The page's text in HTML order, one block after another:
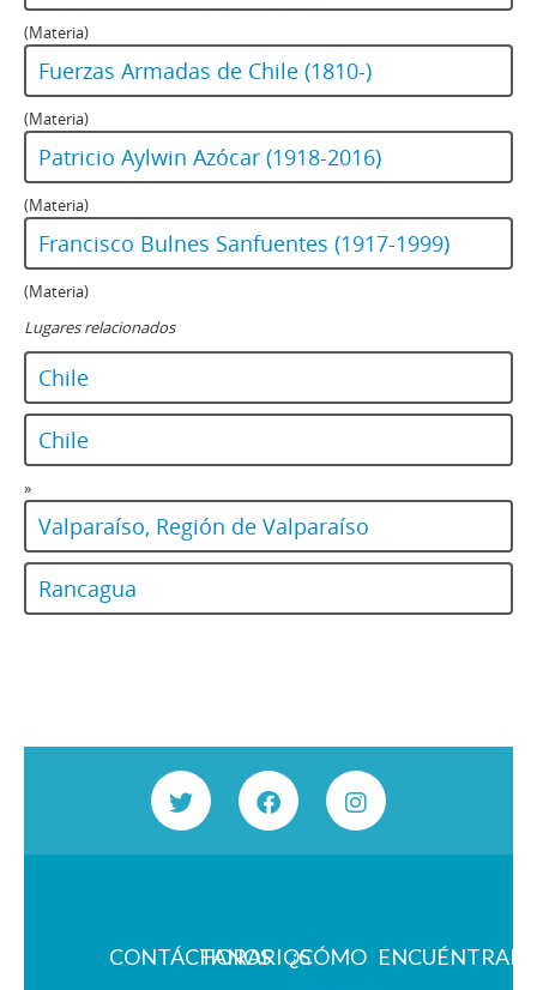
(Materia)
Fuerzas Armadas de Chile (1810-)
(Materia)
Patricio Aylwin Azócar (1918-2016)
(Materia)
Francisco Bulnes Sanfuentes (1917-1999)
(Materia)
Lugares relacionados
Chile
Chile
»
Valparaíso, Región de Valparaíso
Rancagua
CONTÁCTANOS
HORARIOS¿CÓMO